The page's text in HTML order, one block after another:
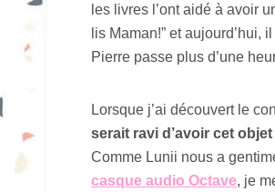
les livres l’ont aidé à avoir
lis Maman!” et
Pierre passe plus d’une
Lorsque j’ai découvert le
serait ravi d’avoir cet
Comme Lunii nous a
casque audio Octave, je